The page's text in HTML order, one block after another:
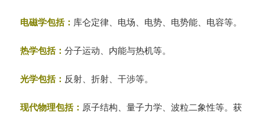
电磁学包括： 库仑定律、电场、电势、电势能、电容等。
热学包括：分子运动、内能与热机等。
光学包括： 反射、折射、干涉等。
现代物理包括： 原子结构、量子力学、波粒二象性等。获